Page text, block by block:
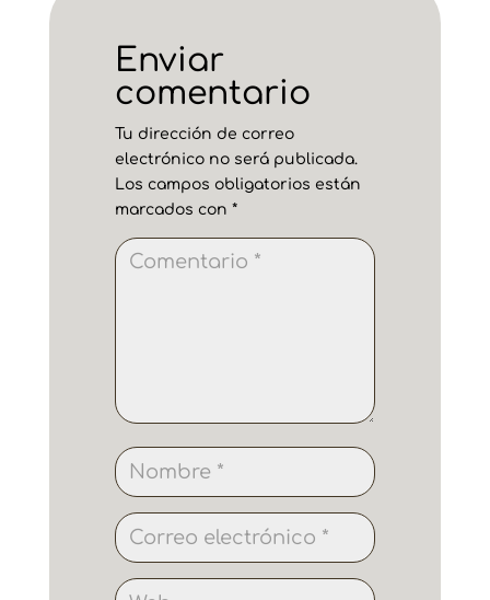
Enviar
comentario
Tu dirección de correo
electrónico no será publicada.
Los campos obligatorios están
marcados con *